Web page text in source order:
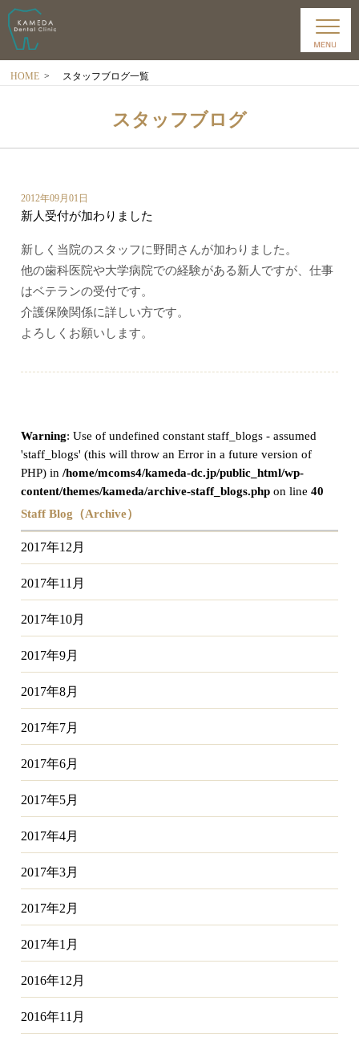
HOME > スタッフブログ一覧
スタッフブログ
2012年09月01日
新人受付が加わりました
新しく当院のスタッフに野間さんが加わりました。
他の歯科医院や大学病院での経験がある新人ですが、仕事
はベテランの受付です。
介護保険関係に詳しい方です。
よろしくお願いします。
Warning: Use of undefined constant staff_blogs - assumed
'staff_blogs' (this will throw an Error in a future version of
PHP) in/home/mcoms4/kameda-dc.jp/public_html/wp-
content/themes/kameda/archive-staff_blogs.php on line40
Staff Blog（Archive）
2017年12月
2017年11月
2017年10月
2017年9月
2017年8月
2017年7月
2017年6月
2017年5月
2017年4月
2017年3月
2017年2月
2017年1月
2016年12月
2016年11月